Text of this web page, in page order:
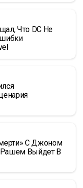
Что DC Не
С Джоном
Выйдет В